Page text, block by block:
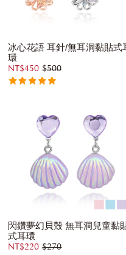
冰心花語 耳針/無耳洞黏貼式
環
NT$450 $500
閃鑽夢幻貝殼 無耳洞兒童黏
式耳環
NT$220 $270